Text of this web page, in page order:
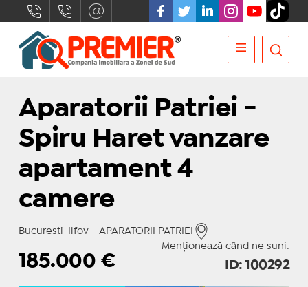
Aparatorii Patriei -
Spiru Haret vanzare
apartament 4
camere
Bucuresti-Ilfov - APARATORII PATRIEI
Menționează când ne suni:
185.000 € ID: 100292